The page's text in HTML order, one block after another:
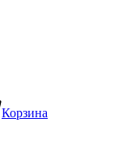
Корзина